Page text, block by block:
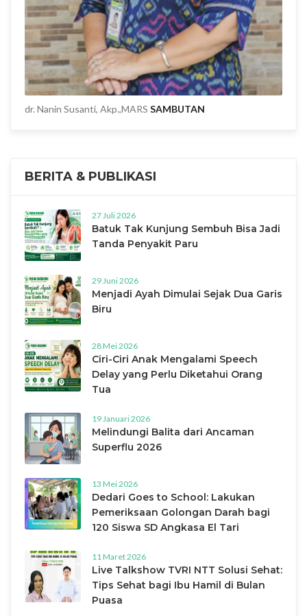
dr. Nanin Susanti, Akp.,MARS SAMBUTAN
BERITA & PUBLIKASI
27 Juli 2026
Batuk Tak Kunjung Sembuh Bisa Jadi
Tanda Penyakit Paru
29 Juni 2026
Menjadi Ayah Dimulai Sejak Dua Garis
Biru
28 Mei 2026
Ciri-Ciri Anak Mengalami Speech
Delay yang Perlu Diketahui Orang
Tua
19 Januari 2026
Melindungi Balita dari Ancaman
Superflu 2026
13 Mei 2026
Dedari Goes to School: Lakukan
Pemeriksaan Golongan Darah bagi
120 Siswa SD Angkasa El Tari
11 Maret 2026
Live Talkshow TVRI NTT Solusi Sehat:
Tips Sehat bagi Ibu Hamil di Bulan
Puasa